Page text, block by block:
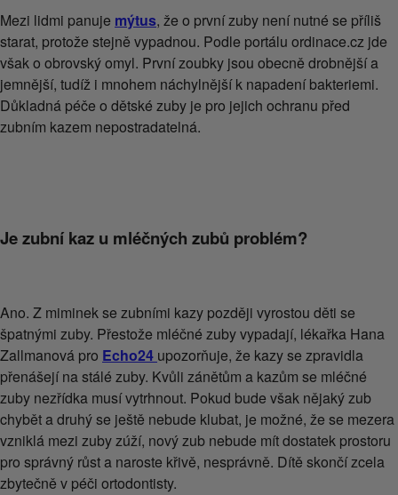
Mezi lidmi panuje mýtus, že o první zuby není nutné se příliš
starat, protože stejně vypadnou. Podle portálu ordinace.cz jde
však o obrovský omyl. První zoubky jsou obecně drobnější a
jemnější, tudíž i mnohem náchylnější k napadení bakteriemi.
Důkladná péče o dětské zuby je pro jejich ochranu před
zubním kazem nepostradatelná.
Je zubní kaz u mléčných zubů problém?
Ano. Z miminek se zubními kazy později vyrostou děti se
špatnými zuby. Přestože mléčné zuby vypadají, lékařka Hana
Zallmanová pro Echo24 upozorňuje, že kazy se zpravidla
přenášejí na stálé zuby. Kvůli zánětům a kazům se mléčné
zuby nezřídka musí vytrhnout. Pokud bude však nějaký zub
chybět a druhý se ještě nebude klubat, je možné, že se mezera
vzniklá mezi zuby zúží, nový zub nebude mít dostatek prostoru
pro správný růst a naroste křivě, nesprávně. Dítě skončí zcela
zbytečně v péči ortodontisty.